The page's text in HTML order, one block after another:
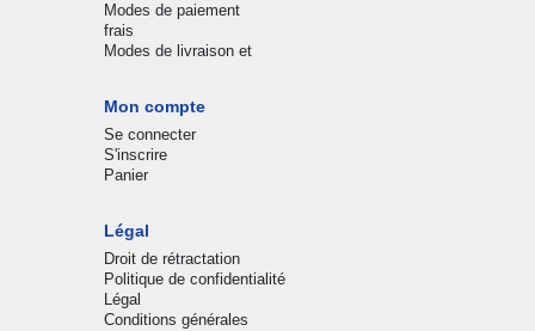
Modes de paiement
frais
Modes de livraison et
Mon compte
Se connecter
S'inscrire
Panier
Légal
Droit de rétractation
Politique de confidentialité
Légal
Conditions générales